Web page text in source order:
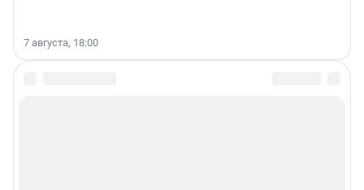
7 августа, 18:00